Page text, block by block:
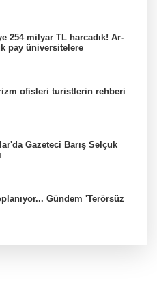
254 milyar TL harcadık! Ar-
pay üniversitelere
ofisleri turistlerin rehberi
Gazeteci Barış Selçuk
Gündem 'Terörsüz